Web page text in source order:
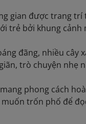
gian được trang
trẻ bởi khung
đãng, nhiều cây
trò chuyện nhẹ
phong cách
trốn phố để